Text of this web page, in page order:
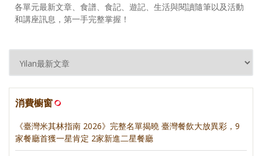
各單元最新文章、食譜、食記、遊記、生活與閱讀隨筆以及活動
和講座訊息，第一手完整掌握！
消費櫥窗
《臺灣米其林指南 2026》完整名單揭曉 臺灣餐飲大放異彩，9
家餐廳首獲一星肯定 2家新進二星餐廳